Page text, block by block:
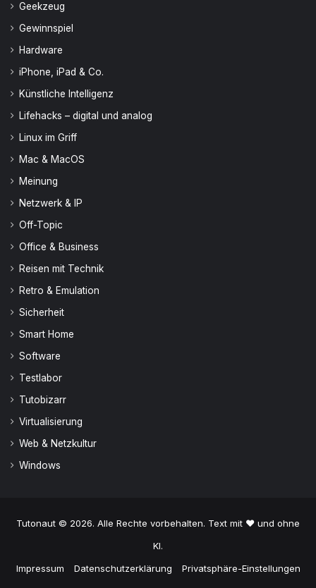
Geekzeug
Gewinnspiel
Hardware
iPhone, iPad & Co.
Künstliche Intelligenz
Lifehacks – digital und analog
Linux im Griff
Mac & MacOS
Meinung
Netzwerk & IP
Off-Topic
Office & Business
Reisen mit Technik
Retro & Emulation
Sicherheit
Smart Home
Software
Testlabor
Tutobizarr
Virtualisierung
Web & Netzkultur
Windows
Tutonaut © 2026. Alle Rechte vorbehalten. Text mit ♥ und ohne
KI.
Impressum
Datenschutzerklärung Privatsphäre-Einstellungen